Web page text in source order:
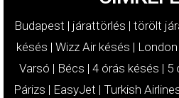
Budapest | járattörlés | törölt
késés | Wizz Air késés | London
Varsó | Bécs | 4 órás késés | 5
Párizs | EasyJet | Turkish